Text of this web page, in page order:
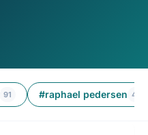
91 #raphael pedersen 42
5 min lesetid